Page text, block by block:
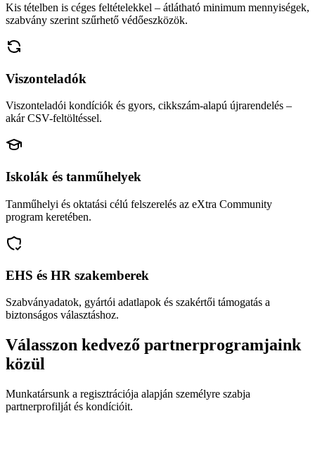
Kis tételben is céges feltételekkel – átlátható minimum mennyiségek,
szabvány szerint szűrhető védőeszközök.
Viszonteladók
Viszonteladói kondíciók és gyors, cikkszám-alapú újrarendelés –
akár CSV-feltöltéssel.
Iskolák és tanműhelyek
Tanműhelyi és oktatási célú felszerelés az eXtra Community
program keretében.
EHS és HR szakemberek
Szabványadatok, gyártói adatlapok és szakértői támogatás a
biztonságos választáshoz.
Válasszon kedvező partnerprogramjaink
közül
Munkatársunk a regisztrációja alapján személyre szabja
partnerprofilját és kondícióit.